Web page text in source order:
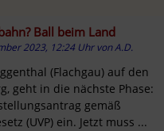
Ball beim Land
2023, 12:24 Uhr vonA.D.
(Flachgau) auf den
geht in die nächste Phase:
gemäß
(UVP) ein. Jetzt muss ...